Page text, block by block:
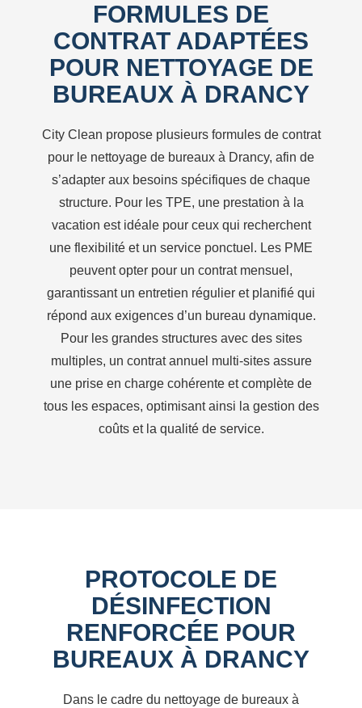
FORMULES DE
CONTRAT ADAPTÉES
POUR NETTOYAGE DE
BUREAUX À DRANCY
City Clean propose plusieurs formules de contrat
pour le nettoyage de bureaux à Drancy, afin de
s’adapter aux besoins spécifiques de chaque
structure. Pour les TPE, une prestation à la
vacation est idéale pour ceux qui recherchent
une flexibilité et un service ponctuel. Les PME
peuvent opter pour un contrat mensuel,
garantissant un entretien régulier et planifié qui
répond aux exigences d’un bureau dynamique.
Pour les grandes structures avec des sites
multiples, un contrat annuel multi-sites assure
une prise en charge cohérente et complète de
tous les espaces, optimisant ainsi la gestion des
coûts et la qualité de service.
PROTOCOLE DE
DÉSINFECTION
RENFORCÉE POUR
BUREAUX À DRANCY
Dans le cadre du nettoyage de bureaux à